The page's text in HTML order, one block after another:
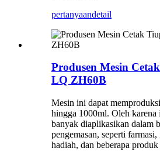
pertanyaandetail
Produsen Mesin
LQ ZH60B
Mesin ini dapat
hingga 1000ml. Oleh karena
banyak diaplikasikan dalam
pengemasan, seperti
hadiah, dan beberapa